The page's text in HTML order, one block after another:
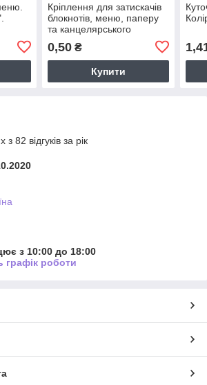
Кріплення для затискачів
блокнотів, меню, паперу
та канцелярського
0,50₴
Купити
82 відгуків за рік
з 10:00 до 18:00
графік роботи